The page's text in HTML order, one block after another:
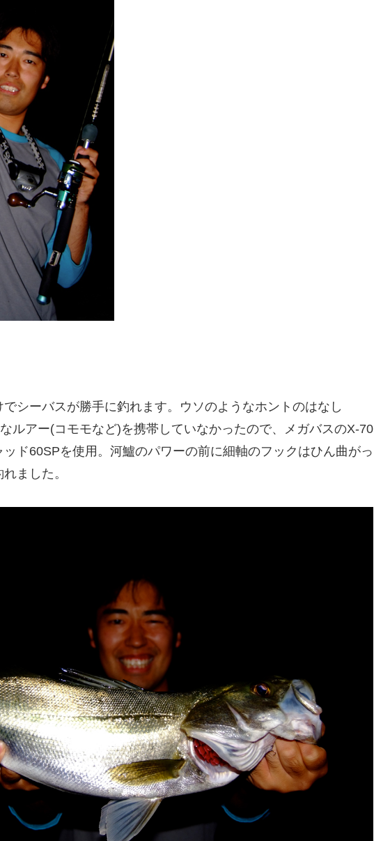
シーバスが勝手に釣れます。ウソのようなホントのはなし
ルアー(コモモなど)を携帯していなかったので、メガバスのX-70
ド60SPを使用。河鱸のパワーの前に細軸のフックはひん曲がっ
ました。